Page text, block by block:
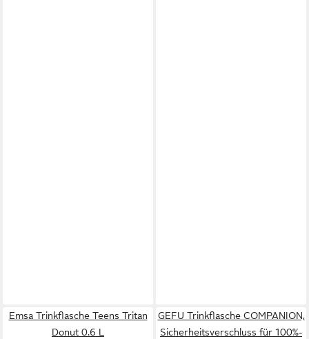
Emsa Trinkflasche Teens Tritan
Donut 0.6 L
GEFU Trinkflasche COMPANION,
Sicherheitsverschluss für 100%-